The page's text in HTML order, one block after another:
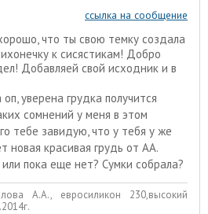
ссылка на сообщение
что ты свою темку создала
к сисястикам! Добро
Добавляей свой исходник и в
уверена грудка получится
сомнений у меня в этом
тебе завидую, что у тебя у же
новая красивая грудь от АА.
пока еще нет? Сумки собрала?
А.А., евросиликон 230,высокий